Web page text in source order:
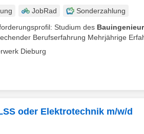
JobRad
Sonderzahlung
Studium des
Berufserfahrung Mehrjährige
Dieburg
oder Elektrotechnik m/w/d